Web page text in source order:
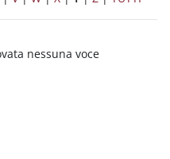
nessuna voce